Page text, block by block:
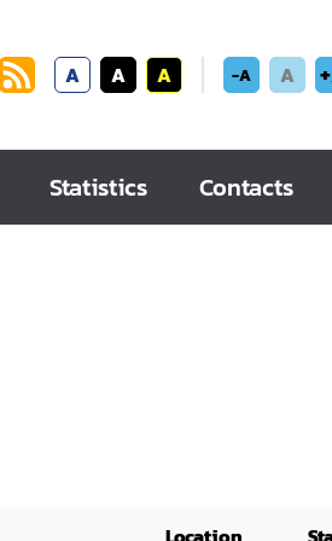
A A A -A A
Statistics Contacts